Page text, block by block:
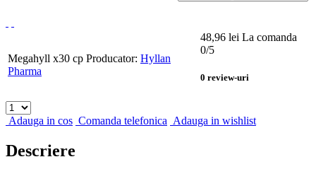
Megahyll x30 cp Producator: Hyllan
Pharma
48,96 lei La comanda
0/5
0 review-uri
Adauga in cos Comanda telefonica Adauga in wishlist
Descriere